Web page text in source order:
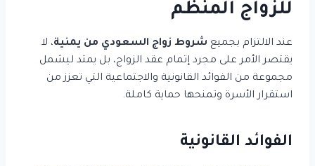
للزواج المنظّم
عند الالتزام بجميع شروط زواج السعودي من يمنية، لا
يقتصر الأمر على مجرد إتمام عقد الزواج، بل يمتد ليشمل
مجموعة من الفوائد القانونية والاجتماعية التي تعزز من
استقرار الأسرة وتمنحها حماية كاملة.
الفوائد القانونية